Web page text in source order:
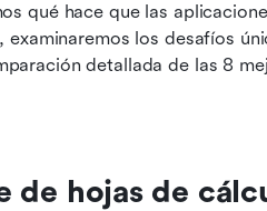
qué hace que las
los desafíos
detallada de las 8
de hojas de